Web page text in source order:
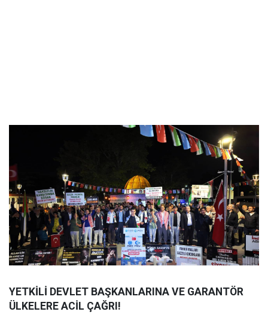
YETKİLİ DEVLET BAŞKANLARINA VE GARANTÖR
ÜLKELERE ACİL ÇAĞRI!